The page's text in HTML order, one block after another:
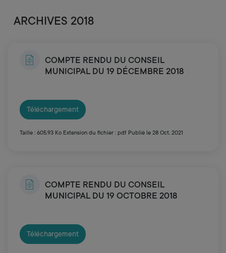
ARCHIVES 2018
COMPTE RENDU DU CONSEIL
MUNICIPAL DU 19 DÉCEMBRE 2018
Téléchargement
Taille : 605.93 Ko Extension du fichier : pdf Publié le 28 Oct. 2021
COMPTE RENDU DU CONSEIL
MUNICIPAL DU 19 OCTOBRE 2018
Téléchargement